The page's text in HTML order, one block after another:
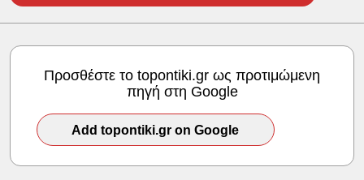
Προσθέστε το topontiki.gr ως προτιμώμενη
πηγή στη Google
Add topontiki.gr on Google